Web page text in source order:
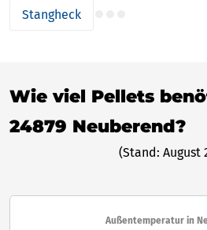
Stangheck
Wie viel Pellets
24879 Neuberend?
(Stand: August
Außentemperatur in